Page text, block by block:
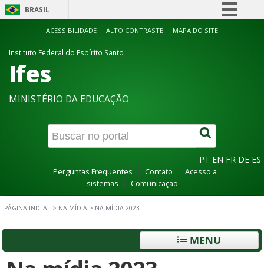
BRASIL
Simplifique!
Canais
ACESSIBILIDADE ALTO CONTRASTE MAPA DO SITE
Instituto Federal do Espírito Santo
Ifes
MINISTÉRIO DA EDUCAÇÃO
PT EN FR DE ES
Perguntas Frequentes Contato
Acesso a
sistemas
Comunicação
PÁGINA INICIAL > NA MÍDIA > NA MÍDIA 2023
MENU